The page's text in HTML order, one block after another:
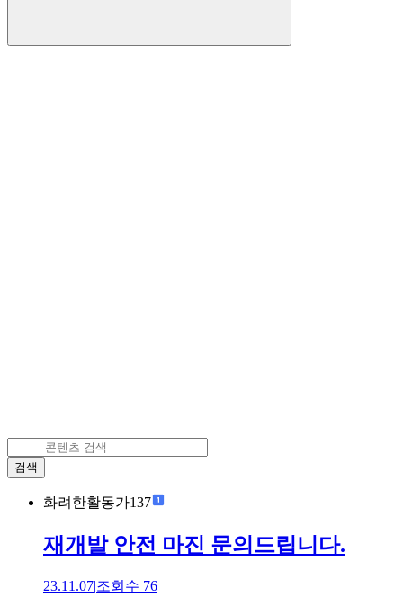
검색
화려한활동가137
재개발 안전 마진 문의드립니다.
23.11.07|조회수 76